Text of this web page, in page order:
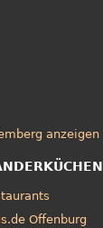
anzeigen
Offenburg